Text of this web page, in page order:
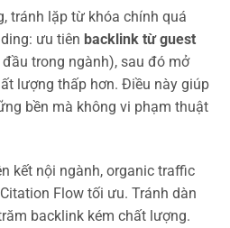
tránh lặp từ khóa chính quá
ưu tiên backlink từ guest
trong ngành), sau đó mở
lượng thấp hơn. Điều này giúp
bền mà không vi phạm thuật
kết nội ngành, organic traffic
Flow tối ưu. Tránh dàn
backlink kém chất lượng.